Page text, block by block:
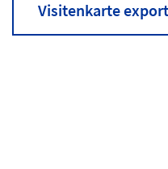
Visitenkarte